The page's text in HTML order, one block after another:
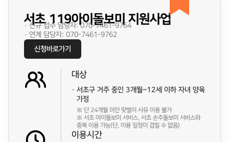
서초 119아이돌보미 지원사업
· 신규 접수 담당자: 070-7461-9764
· 연계 담당자: 070-7461-9762
신청바로가기
대상
서초구 거주 중인 3개월~12세 이하 자녀 양육
가정
※ 단 24개월 미만 맞벌이 사유 이용 불가
※ 서초 아이돌보미 서비스, 서초 손주돌보미 서비스와
중복 이용 가능(단, 이용 일정이 겹칠 수 없음)
이용시간